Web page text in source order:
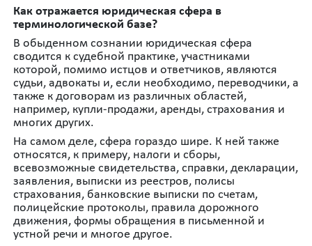
Как отражается юридическая сфера в
терминологической базе?
В обыденном сознании юридическая сфера
сводится к судебной практике, участниками
которой, помимо истцов и ответчиков, являются
судьи, адвокаты и, если необходимо, переводчики, а
также к договорам из различных областей,
например, купли-продажи, аренды, страхования и
многих других.
На самом деле, сфера гораздо шире. К ней также
относятся, к примеру, налоги и сборы,
всевозможные свидетельства, справки, декларации,
заявления, выписки из реестров, полисы
страхования, банковские выписки по счетам,
полицейские протоколы, правила дорожного
движения, формы обращения в письменной и
устной речи и многое другое.